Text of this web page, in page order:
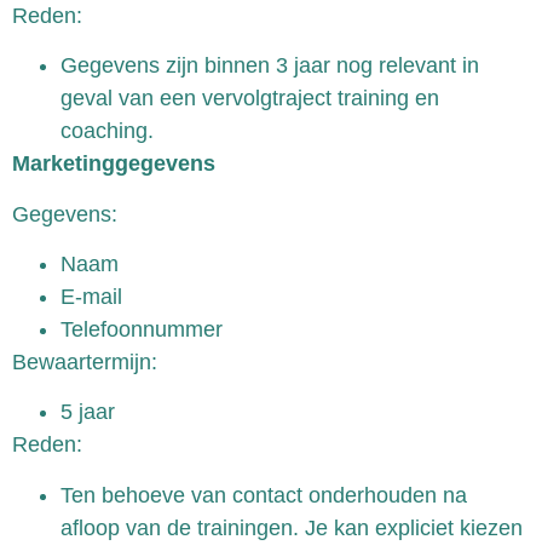
Reden:
Gegevens zijn binnen 3 jaar nog relevant in
geval van een vervolgtraject training en
coaching.
Marketinggegevens
Gegevens:
Naam
E-mail
Telefoonnummer
Bewaartermijn:
5 jaar
Reden:
Ten behoeve van contact onderhouden na
afloop van de trainingen. Je kan expliciet kiezen